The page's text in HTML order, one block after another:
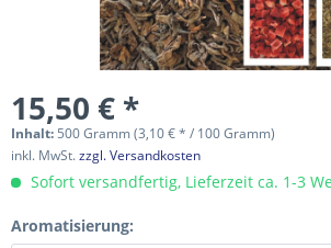
15,50 € *
Inhalt: 500 Gramm (3,10 € * / 100 Gramm)
inkl. MwSt.zzgl. Versandkosten
Sofort versandfertig, Lieferzeit ca. 1-3
Aromatisierung: